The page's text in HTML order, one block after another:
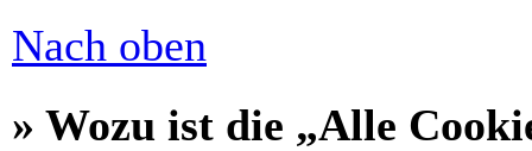
Nach oben
» Wozu ist die „Alle